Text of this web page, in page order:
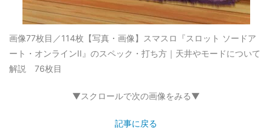
画像77枚目／114枚 【写真・画像】スマスロ『スロット ソードア
ート・オンラインII』のスペック・打ち方｜天井やモードについて
解説 76枚目
▼スクロールで次の画像をみる▼
記事に戻る